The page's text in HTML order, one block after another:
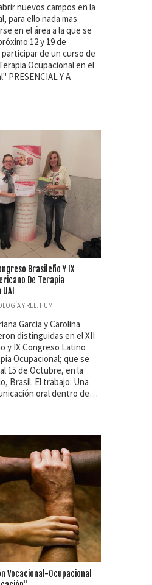
nuevos campos en la
para ello nada mas
en el área a la que se
12 y 19 de
de un curso de
Ocupacional en el
PRESENCIAL Y A
Brasileño Y IX
De Terapia
Y REL. HUM.
Garcia y Carolina
distinguidas en el XII
y IX Congreso Latino
Ocupacional; que se
15 de Octubre, en la
Brasil. El trabajo: Una
oral dentro de…
Vocacional-Ocupacional